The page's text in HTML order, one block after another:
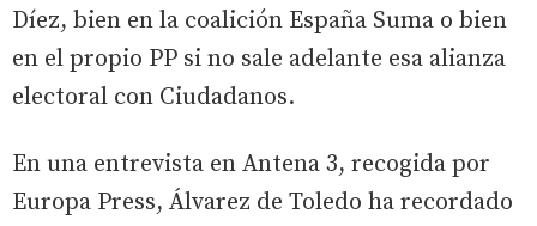
Díez, bien en la coalición España Suma o bien
en el propio PP si no sale adelante esa alianza
electoral con Ciudadanos.
En una entrevista en Antena 3, recogida por
Europa Press, Álvarez de Toledo ha recordado